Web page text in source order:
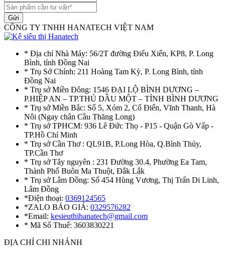
Gửi
CÔNG TY TNHH HANATECH VIỆT NAM
* Địa chỉ Nhà Máy: 56/2T đường Điểu Xiển, KP8, P. Long
Bình, tỉnh Đồng Nai
* Trụ Sở Chính: 211 Hoàng Tam Kỳ, P. Long Bình, tỉnh
Đồng Nai
* Trụ sở Miền Đông: 1546 ĐẠI LỘ BÌNH DƯƠNG –
P.HIỆP AN – TP.THỦ DẦU MỘT – TỈNH BÌNH DƯƠNG
* Trụ sở Miền Bắc: Số 5, Xóm 2, Cổ Điển, Vĩnh Thanh, Hà
Nôi (Ngay chân Cầu Thăng Long)
* Trụ sở TPHCM: 936 Lê Đức Thọ - P15 - Quận Gò Vấp -
TP.Hồ Chí Minh
* Trụ sở Cần Thơ : QL91B, P.Long Hòa, Q.Bình Thủy,
TP.Cần Thơ
* Trụ sở Tây nguyên : 231 Đường 30.4, Phường Ea Tam,
Thành Phố Buôn Ma Thuột, Đắk Lắk
* Trụ sở Lâm Đồng: Số 454 Hùng Vương, Thị Trấn Di Linh,
Lâm Đồng
*Điện thoại: 0369124565
*ZALO BÁO GIÁ: 0329576282
*Email: kesieuthihanatech@gmail.com
* Mã Số Thuế: 3603830221
ĐỊA CHỈ CHI NHÁNH